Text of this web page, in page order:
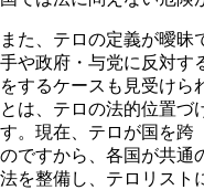
また、テロの定義が曖昧
手や政府・与党に反対す
をするケースも見受けら
とは、テロの法的位置づ
す。現在、テロが国を跨
のですから、各国が共通
法を整備し、テロリスト